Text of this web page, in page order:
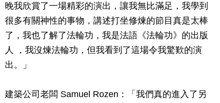
晚我欣賞了一場精彩的演出，讓我無比滿足，我學到
很多有關神性的事物，講述打坐修煉的節目真是太棒
了，我也了解了法輪功，我是法語《法輪功》的出版
人 ，我沒煉法輪功，但我看到了這場令我驚歎的演
出。」
建築公司老闆 Samuel Rozen：「我們真的進入了另